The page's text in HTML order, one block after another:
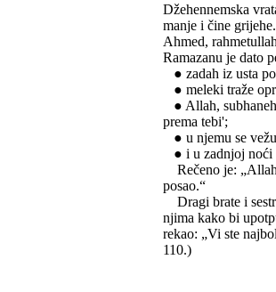
Džehennemska
manje i čine
Ahmed,
Ramazanu je dato
● zadah iz usta
● meleki traže
● Allah,
prema tebi';
● u njemu se
● i u zadnjoj noći
Rečeno je:
posao.“
Dragi brate i
njima kako bi
rekao: „Vi ste
110.)